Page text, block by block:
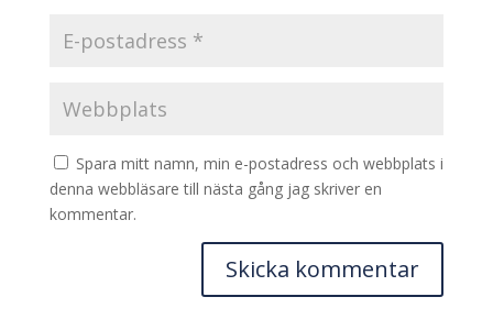
Spara mitt namn, min e-postadress och webbplats i
denna webbläsare till nästa gång jag skriver en
kommentar.